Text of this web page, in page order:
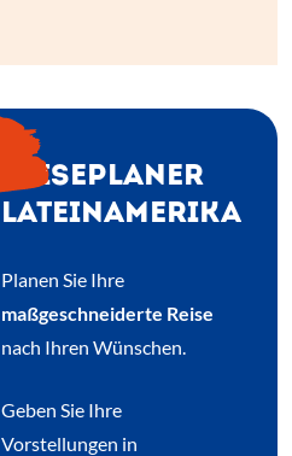
REISEPLANER
LATEINAMERIKA
Planen Sie Ihre
maßgeschneiderte Reise
nach Ihren Wünschen.
Geben Sie Ihre
Vorstellungen in